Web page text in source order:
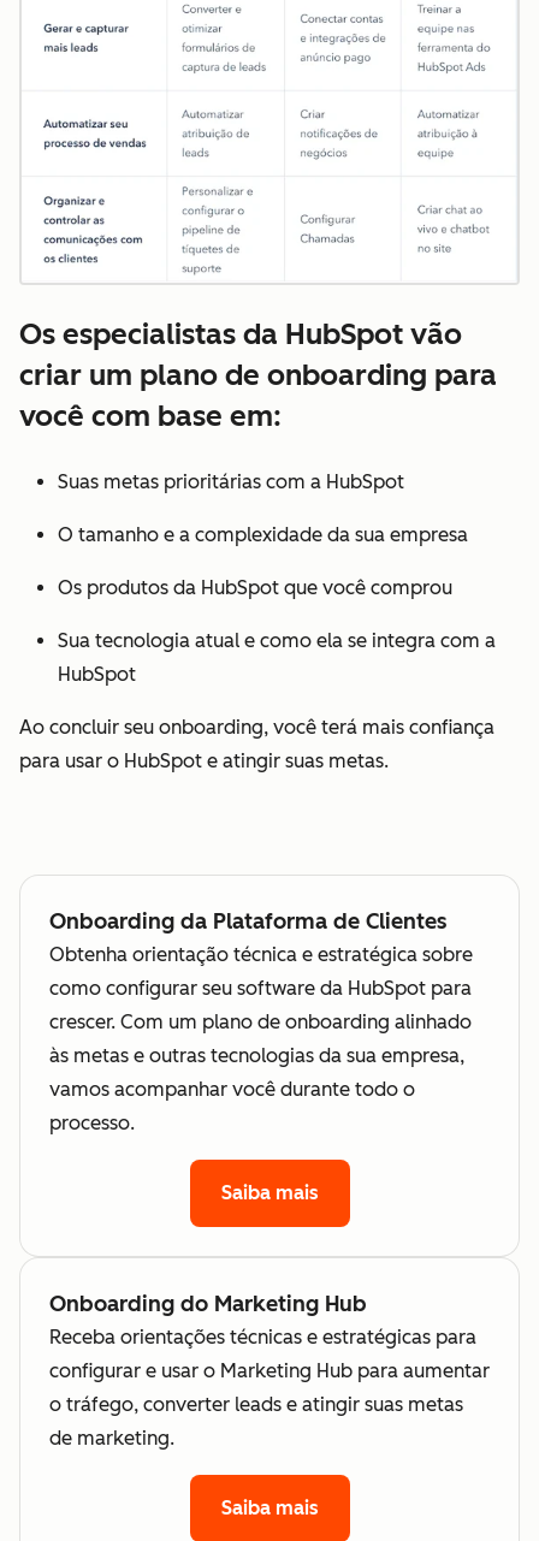
Os especialistas da HubSpot vão
criar um plano de onboarding para
você com base em:
Suas metas prioritárias com a HubSpot
O tamanho e a complexidade da sua empresa
Os produtos da HubSpot que você comprou
Sua tecnologia atual e como ela se integra com a
HubSpot
Ao concluir seu onboarding, você terá mais confiança
para usar o HubSpot e atingir suas metas.
Onboarding da Plataforma de Clientes
Obtenha orientação técnica e estratégica sobre
como configurar seu software da HubSpot para
crescer. Com um plano de onboarding alinhado
às metas e outras tecnologias da sua empresa,
vamos acompanhar você durante todo o
processo.
Saiba mais
Onboarding do Marketing Hub
Receba orientações técnicas e estratégicas para
configurar e usar o Marketing Hub para aumentar
o tráfego, converter leads e atingir suas metas
de marketing.
Saiba mais